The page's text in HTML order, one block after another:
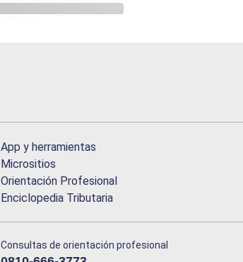
App y herramientas
Micrositios
Orientación Profesional
Enciclopedia Tributaria
Consultas de orientación profesional